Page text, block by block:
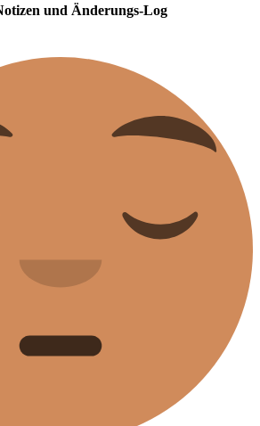
und Änderungs-Log